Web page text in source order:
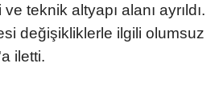
teknik altyapı alanı ayrıldı.
değişikliklerle ilgili olumsuz
iletti.